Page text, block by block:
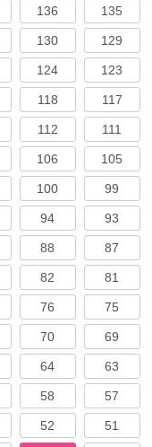
136 135
130 129
124 123
118 117
112 111
106 105
100 99
94 93
88 87
82 81
76 75
70 69
64 63
58 57
52 51